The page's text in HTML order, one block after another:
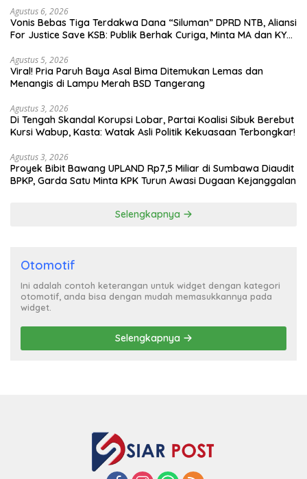
Agustus 6, 2026
Vonis Bebas Tiga Terdakwa Dana “Siluman” DPRD NTB, Aliansi
For Justice Save KSB: Publik Berhak Curiga, Minta MA dan KY
Agustus 5, 2026
Viral! Pria Paruh Baya Asal Bima Ditemukan Lemas dan
Menangis di Lampu Merah BSD Tangerang
Agustus 3, 2026
Di Tengah Skandal Korupsi Lobar, Partai Koalisi Sibuk Berebut
Kursi Wabup, Kasta: Watak Asli Politik Kekuasaan Terbongkar!
Agustus 3, 2026
Proyek Bibit Bawang UPLAND Rp7,5 Miliar di Sumbawa Diaudit
BPKP, Garda Satu Minta KPK Turun Awasi Dugaan Kejanggalan
Selengkapnya
Otomotif
Ini adalah contoh keterangan untuk widget dengan kategori
otomotif, anda bisa dengan mudah memasukkannya pada
widget.
Selengkapnya